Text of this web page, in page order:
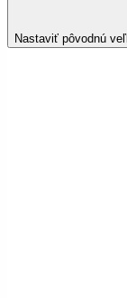
Nastaviť pôvodnú